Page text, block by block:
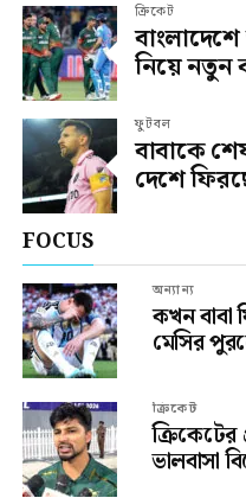
ক্রিকেট
নিয়ে নতুন
ফুটবল
বাবাকে
দেশে
FOCUS
অন্যান্য
কখন বাবা
মেসির
ক্রিকেট
ক্রিকেটের
ভালবাসা